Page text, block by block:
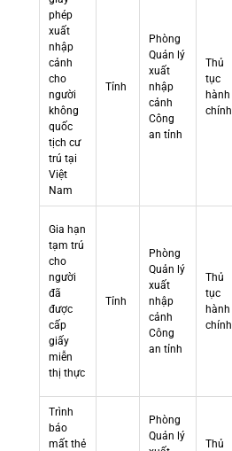
phép
xuất
nhập
cảnh
cho
người
không
quốc
tịch cư
trú tại
Việt
Nam
Tỉnh
Phòng
Quản lý
xuất
nhập
cảnh
Công
an tỉnh
Thủ
tục
hành
chính
Gia hạn
tạm trú
cho
người
đã
được
cấp
giấy
miễn
thị thực
Tỉnh
Phòng
Quản lý
xuất
nhập
cảnh
Công
an tỉnh
Thủ
tục
hành
chính
Trình
báo
mất thẻ
Phòng
Quản lý
Thủ